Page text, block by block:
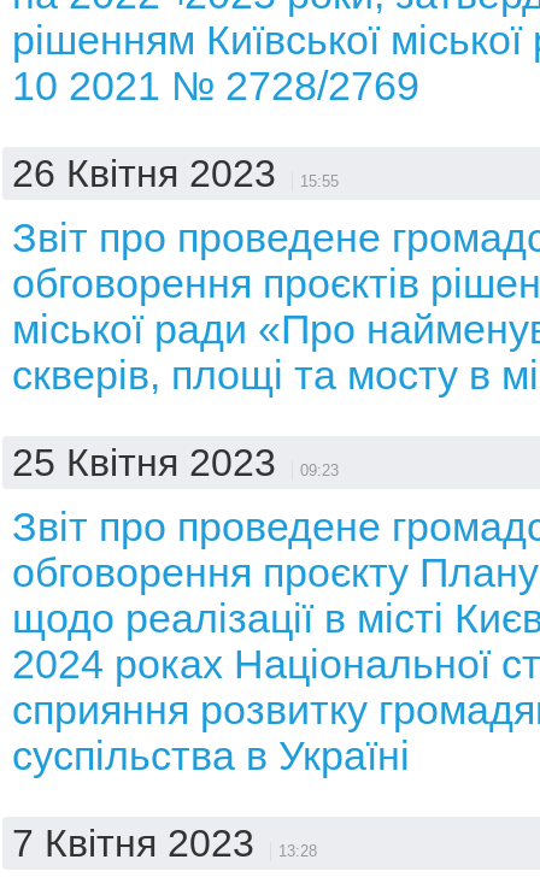
рішенням Київської
10 2021 № 2728/2769
26 Квітня 2023 15:55
Звіт про проведене
обговорення проєктів
міської ради «Про
скверів, площі та мосту в
25 Квітня 2023 09:23
Звіт про проведене
обговорення проєкту Плану
щодо реалізації в місті
2024 роках Національної
сприяння розвитку
суспільства в Україні
7 Квітня 2023 13:28